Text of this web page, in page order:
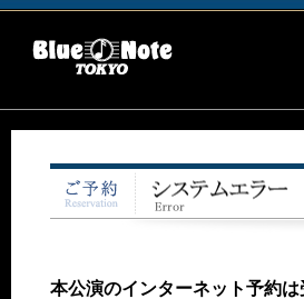
本公演のインターネット予約